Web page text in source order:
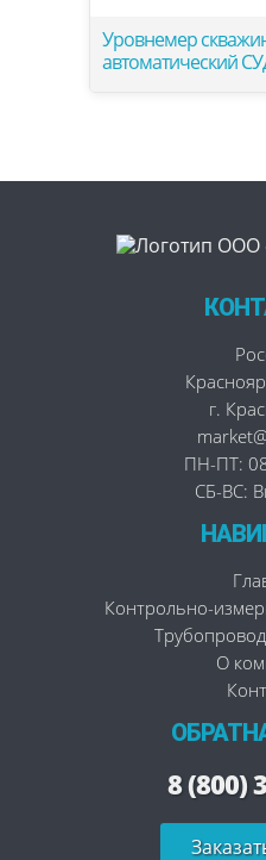
Уровнемер
автоматический
г.
ПН-ПТ:
СБ-ВС:
Контрольно-
О
8 (800)